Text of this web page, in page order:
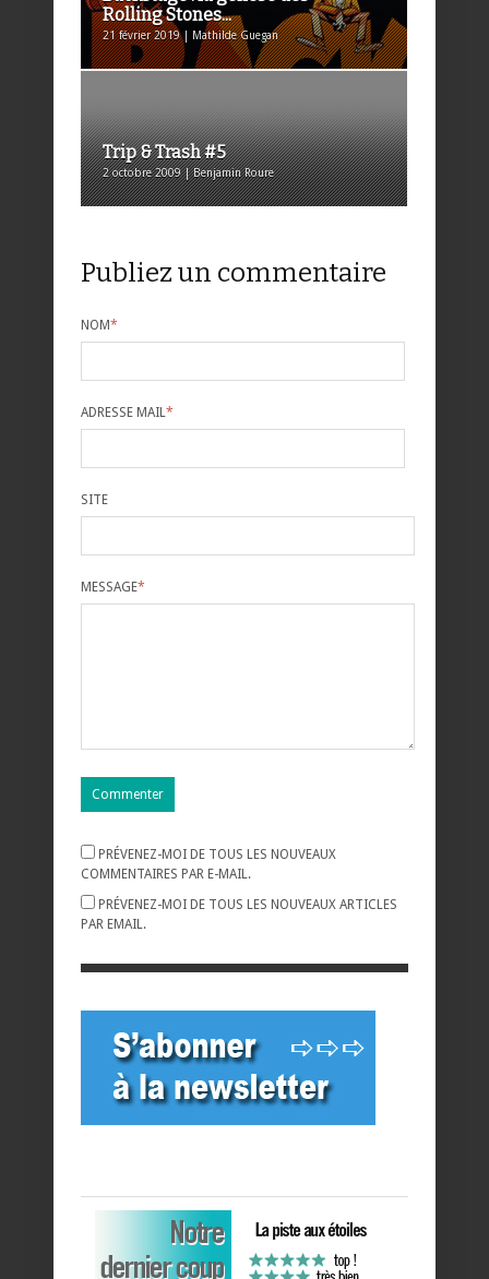
Rolling Stones...
21 février 2019 | Mathilde Guegan
Trip & Trash #5
2 octobre 2009 | Benjamin Roure
Publiez un commentaire
NOM*
ADRESSE MAIL *
SITE
MESSAGE*
PRÉVENEZ-MOI DE TOUS LES NOUVEAUX
COMMENTAIRES PAR E-MAIL.
PRÉVENEZ-MOI DE TOUS LES NOUVEAUX ARTICLES
PAR EMAIL.